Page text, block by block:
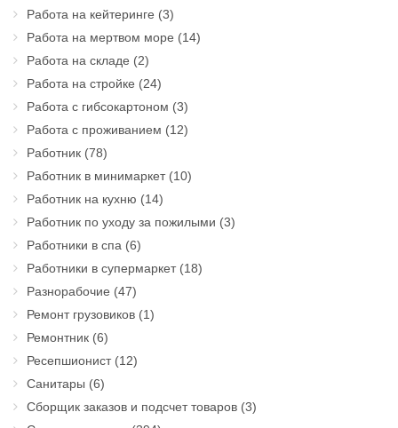
Работа на кейтеринге (3)
Работа на мертвом море (14)
Работа на складе (2)
Работа на стройке (24)
Работа с гибсокартоном (3)
Работа с проживанием (12)
Работник (78)
Работник в минимаркет(10)
Работник на кухню (14)
Работник по уходу за пожилыми (3)
Работники в спа (6)
Работники в супермаркет(18)
Разнорабочие (47)
Ремонт грузовиков (1)
Ремонтник (6)
Ресепшионист(12)
Санитары (6)
Сборщик заказов и подсчет товаров (3)